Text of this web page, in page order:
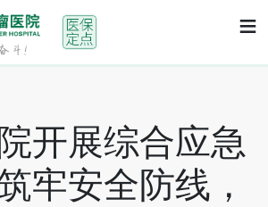
≡
生医院开展综合应急演练，筑牢安全
健康
开展综合应急
牢安全防线，